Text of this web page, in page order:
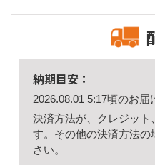
納期目安：
2026.08.01 5:17頃のお届
決済方法が、クレジット
す。その他の決済方法の
さい。